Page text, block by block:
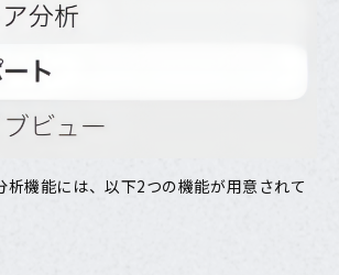
機能には、以下2つの機能が用意されて